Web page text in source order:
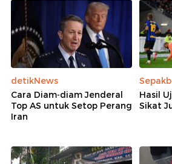
detikNews
Cara Diam-diam Jenderal
Top AS untuk Setop Perang
Iran
Hasil
Sikat